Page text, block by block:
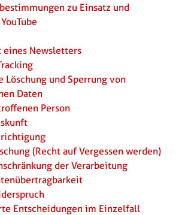
zu Einsatz und
eines Newsletters
Löschung und Sperrung von
Daten
Person
(Recht auf Vergessen werden)
der Verarbeitung
Entscheidungen im Einzelfall